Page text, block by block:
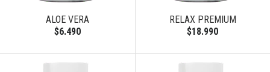
ALOE VERA
$6.490
RELAX PREMIUM
$18.990